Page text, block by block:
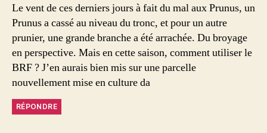
Le vent de ces derniers jours à fait du mal aux Prunus, un
Prunus a cassé au niveau du tronc, et pour un autre
prunier, une grande branche a été arrachée. Du broyage
en perspective. Mais en cette saison, comment utiliser le
BRF ? J’en aurais bien mis sur une parcelle
nouvellement mise en culture da
RÉPONDRE